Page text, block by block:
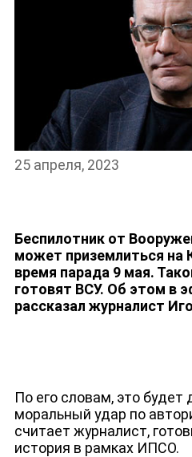
25 апреля, 2023
Беспилотник от
может приземлиться на
время парада 9 мая.
готовят ВСУ. Об этом в
рассказал журналист
По его словам, это будет
моральный удар по
считает журналист,
история в рамках ИПСО.